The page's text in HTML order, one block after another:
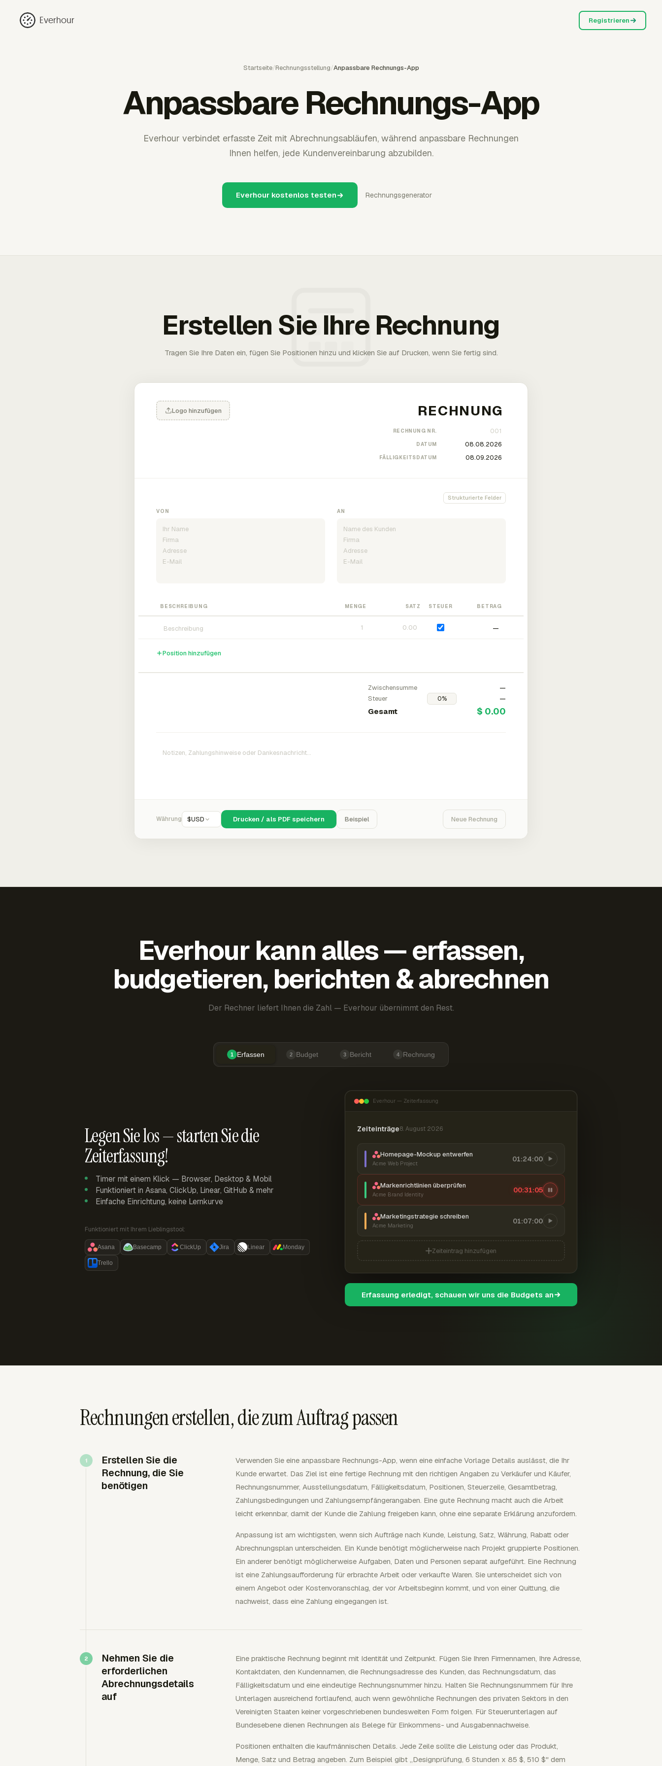
Everhour Registrieren
Startseite/Rechnungsstellung/Anpassbare Rechnungs-App
Anpassbare Rechnungs-App
Everhour verbindet erfasste Zeit mit Abrechnungsabläufen, während anpassbare Rechnungen
Ihnen helfen, jede Kundenvereinbarung abzubilden.
Everhour kostenlos testen Rechnungsgenerator
Erstellen Sie Ihre Rechnung
Tragen Sie Ihre Daten ein, fügen Sie Positionen hinzu und klicken Sie auf Drucken, wenn Sie fertig sind.
Logo hinzufügen
RECHNUNG NR.
DATUM
FÄLLIGKEITSDATUM
Strukturierte Felder
VON AN
BESCHREIBUNG MENGE SATZ STEUER BETRAG
—
Position hinzufügen
Zwischensumme
—
Steuer
—
Gesamt $ 0.00
Währung $USD Drucken / als PDF speichern Beispiel Neue Rechnung
Everhour kann alles — erfassen,
budgetieren, berichten & abrechnen
Der Rechner liefert Ihnen die Zahl — Everhour übernimmt den Rest.
1 Erfassen 2 Budget 3 Bericht 4 Rechnung
Legen Sie los — starten Sie die
Zeiterfassung!
Timer mit einem Klick — Browser, Desktop & Mobil
Funktioniert in Asana, ClickUp, Linear, GitHub & mehr
Einfache Einrichtung, keine Lernkurve
Funktioniert mit Ihrem Lieblingstool:
Asana Basecamp ClickUp Jira Linear Monday
Trello
Everhour — Zeiterfassung
Zeiteinträge8. August 2026
Homepage-Mockup entwerfen
Acme Web Project
01:24:00
Markenrichtlinien überprüfen
Acme Brand Identity
00:31:07
Marketingstrategie schreiben
Acme Marketing
01:07:00
Zeiteintrag hinzufügen
Erfassung erledigt, schauen wir uns die Budgets an
Rechnungen erstellen, die zum Auftrag passen
Erstellen Sie die
Rechnung, die Sie
benötigen
Verwenden Sie eine anpassbare Rechnungs-App, wenn eine einfache Vorlage Details auslässt, die Ihr
Kunde erwartet. Das Ziel ist eine fertige Rechnung mit den richtigen Angaben zu Verkäufer und Käufer,
Rechnungsnummer, Ausstellungsdatum, Fälligkeitsdatum, Positionen, Steuerzeile, Gesamtbetrag,
Zahlungsbedingungen und Zahlungsempfängerangaben. Eine gute Rechnung macht auch die Arbeit
leicht erkennbar, damit der Kunde die Zahlung freigeben kann, ohne eine separate Erklärung anzufordern.
Anpassung ist am wichtigsten, wenn sich Aufträge nach Kunde, Leistung, Satz, Währung, Rabatt oder
Abrechnungsplan unterscheiden. Ein Kunde benötigt möglicherweise nach Projekt gruppierte Positionen.
Ein anderer benötigt möglicherweise Aufgaben, Daten und Personen separat aufgeführt. Eine Rechnung
ist eine Zahlungsaufforderung für erbrachte Arbeit oder verkaufte Waren. Sie unterscheidet sich von
einem Angebot oder Kostenvoranschlag, der vor Arbeitsbeginn kommt, und von einer Quittung, die
nachweist, dass eine Zahlung eingegangen ist.
Nehmen Sie die
erforderlichen
Abrechnungsdetails
auf
Eine praktische Rechnung beginnt mit Identität und Zeitpunkt. Fügen Sie Ihren Firmennamen, Ihre Adresse,
Kontaktdaten, den Kundennamen, die Rechnungsadresse des Kunden, das Rechnungsdatum, das
Fälligkeitsdatum und eine eindeutige Rechnungsnummer hinzu. Halten Sie Rechnungsnummern für Ihre
Unterlagen ausreichend fortlaufend, auch wenn gewöhnliche Rechnungen des privaten Sektors in den
Vereinigten Staaten keiner vorgeschriebenen bundesweiten Form folgen. Für Steuerunterlagen auf
Bundesebene dienen Rechnungen als Belege für Einkommens- und Ausgabennachweise.
Positionen enthalten die kaufmännischen Details. Jede Zeile sollte die Leistung oder das Produkt,
Menge, Satz und Betrag angeben. Zum Beispiel gibt „Designprüfung, 6 Stunden x 85 $, 510 $" dem